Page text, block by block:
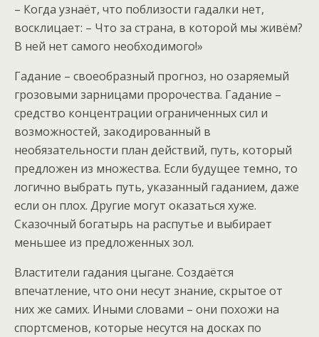
– Когда узнаёт, что поблизости гадалки нет,
восклицает: – Что за страна, в которой мы живём?
В ней нет самого необходимого!»
Гадание – своеобразный прогноз, но озаряемый
грозовыми зарницами пророчества. Гадание –
средство концентрации ограниченных сил и
возможностей, закодированный в
необязательности план действий, путь, который
предложен из множества. Если будущее темно, то
логично выбрать путь, указанный гаданием, даже
если он плох. Другие могут оказаться хуже.
Сказочный богатырь на распутье и выбирает
меньшее из предложенных зол.
Властители гадания цыгане. Создаётся
впечатление, что они несут знание, скрытое от
них же самих. Иными словами – они похожи на
спортсменов, которые несутся на досках по